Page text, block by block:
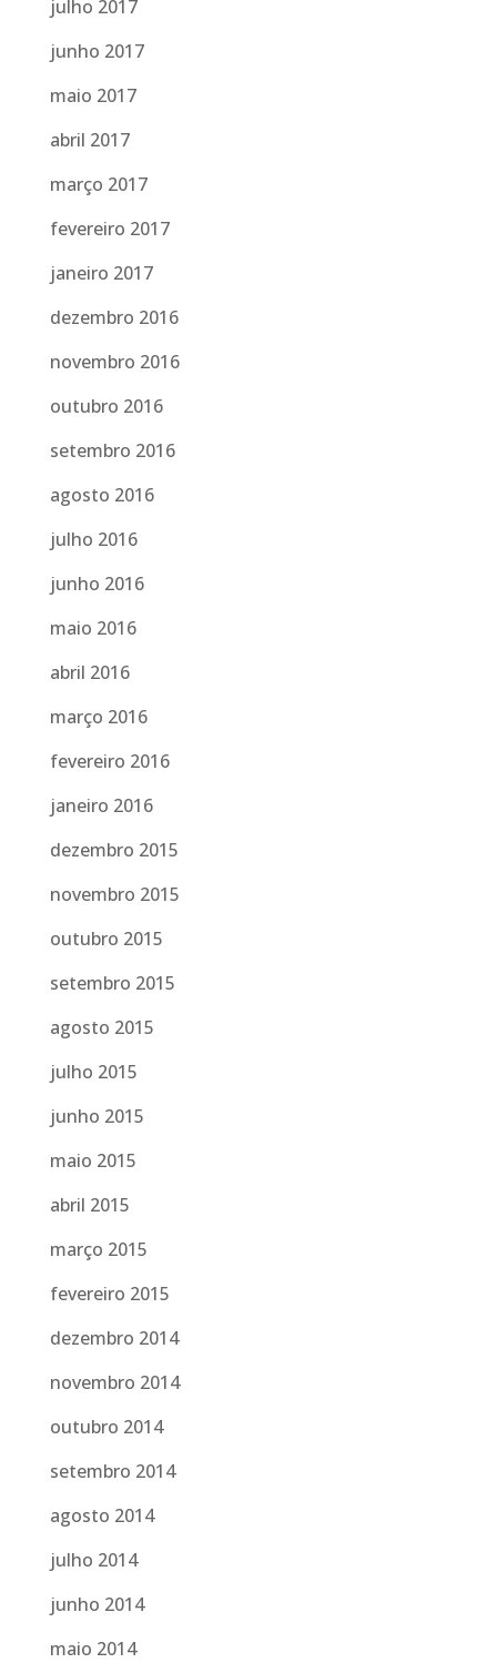
julho 2017
junho 2017
maio 2017
abril 2017
março 2017
fevereiro 2017
janeiro 2017
dezembro 2016
novembro 2016
outubro 2016
setembro 2016
agosto 2016
julho 2016
junho 2016
maio 2016
abril 2016
março 2016
fevereiro 2016
janeiro 2016
dezembro 2015
novembro 2015
outubro 2015
setembro 2015
agosto 2015
julho 2015
junho 2015
maio 2015
abril 2015
março 2015
fevereiro 2015
dezembro 2014
novembro 2014
outubro 2014
setembro 2014
agosto 2014
julho 2014
junho 2014
maio 2014